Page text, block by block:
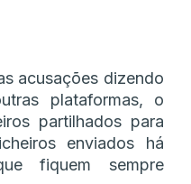
acusações dizendo
plataformas, o
partilhados para
enviados há
fiquem sempre